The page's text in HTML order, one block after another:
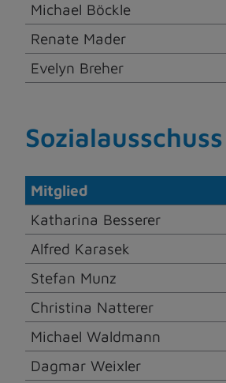
Michael Böckle
Renate Mader
Evelyn Breher
Sozialausschuss
Mitglied
Katharina Besserer
Alfred Karasek
Stefan Munz
Christina Natterer
Michael Waldmann
Dagmar Weixler